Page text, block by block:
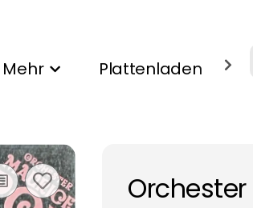
Mehr Plattenladen